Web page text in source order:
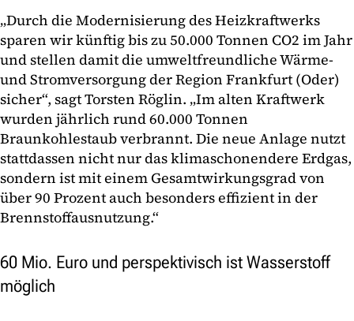
„Durch die Modernisierung des Heizkraftwerks
sparen wir künftig bis zu 50.000 Tonnen CO2 im Jahr
und stellen damit die umweltfreundliche Wärme-
und Stromversorgung der Region Frankfurt (Oder)
sicher“, sagt Torsten Röglin. „Im alten Kraftwerk
wurden jährlich rund 60.000 Tonnen
Braunkohlestaub verbrannt. Die neue Anlage nutzt
stattdassen nicht nur das klimaschonendere Erdgas,
sondern ist mit einem Gesamtwirkungsgrad von
über 90 Prozent auch besonders effizient in der
Brennstoffausnutzung.“
60 Mio. Euro und perspektivisch ist Wasserstoff
möglich